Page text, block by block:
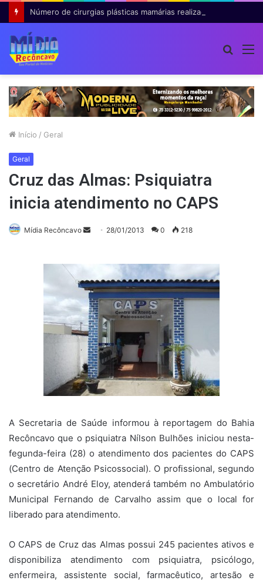
Início / Geral
Geral
Cruz das Almas: Psiquiatra
inicia atendimento no CAPS
Mídia Recôncavo
Mande28/01/2013 0 218
A Secretaria de Saúde informou à reportagem do Bahia
Recôncavo que o psiquiatra Nílson Bulhões iniciou nesta-
fegunda-feira (28) o atendimento dos pacientes do CAPS
(Centro de Atenção Psicossocial). O profissional, segundo
o secretário André Eloy, atenderá também no Ambulatório
Municipal Fernando de Carvalho assim que o local for
liberado para atendimento.
O CAPS de Cruz das Almas possui 245 pacientes ativos e
disponibiliza atendimento com psiquiatra, psicólogo,
enfermeira, assistente social, farmacêutico, artesão e